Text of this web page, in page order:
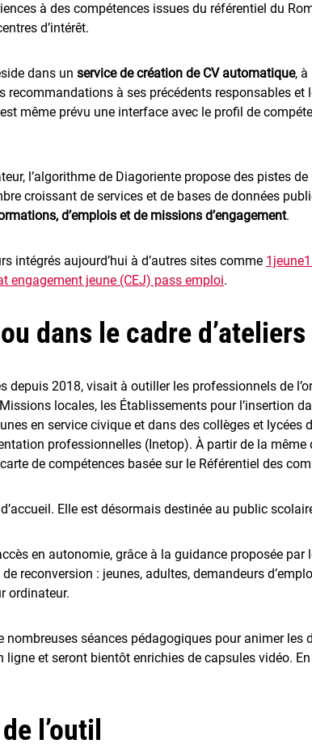
à des compétences issues du référentiel du
d’intérêt.
dans un service de création de CV automatique, à
à ses précédents responsables et
même prévu une interface avec le profil de
l’algorithme de Diagoriente propose des pistes
croissant de services et de bases de données
d’emplois et de missions d’engagement.
intégrés aujourd’hui à d’autres sites comme
engagement jeune (CEJ) pass emploi.
dans le cadre
depuis 2018, visait à outiller les professionnels de
locales, les Établissements pour l’insertion
en service civique et dans des collèges et lycées
professionnelles (Inetop). À partir de la
de compétences basée sur le Référentiel des
Elle est désormais destinée au public
en autonomie, grâce à la guidance proposée par
reconversion : jeunes, adultes, demandeurs
ordinateur.
séances pédagogiques pour animer les
ligne et seront bientôt enrichies de capsules vidéo.
l’outil